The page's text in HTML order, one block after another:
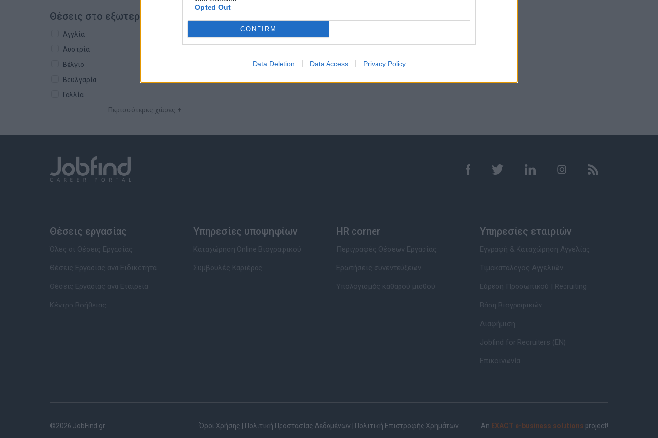
Opted Out
CONFIRM
Data Deletion Data Access Privacy Policy
Θέσεις στο εξωτερικό
Αγγλία
Αυστρία
Βέλγιο
Βουλγαρία
Γαλλία
Περισσότερες χώρες +
Θέσεις εργασίας
Όλες οι Θέσεις Εργασίας
Θέσεις Εργασίας ανά Ειδικότητα
Θέσεις Εργασίας ανά Εταιρεία
Κέντρο Βοήθειας
Υπηρεσίες υποψηφίων
Καταχώρηση Online Βιογραφικού
Συμβουλές Καριέρας
HR corner
Περιγραφές Θέσεων Εργασίας
Ερωτήσεις συνεντεύξεων
Υπολογισμός καθαρού μισθού
Υπηρεσίες εταιριών
Εγγραφή & Καταχώρηση Αγγελίας
Τιμοκατάλογος Αγγελιών
Εύρεση Προσωπικού | Recruiting
Βάση Βιογραφικών
Διαφήμιση
Jobfind for Recruiters (EN)
Επικοινωνία
©2026 JobFind.gr Όροι Χρήσης Πολιτική Προστασίας Δεδομένων Πολιτική Επιστροφής Χρημάτων An EXACT e-business solutions project!